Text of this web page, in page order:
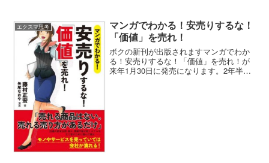
エクスマ思考
マンガでわかる！安売りするな！
「価値」を売れ！
ボクの新刊が出版されますマンガでわか
る！安売りするな！「価値」を売れ！が
来年1月30日に発売になります。2年半ぶ